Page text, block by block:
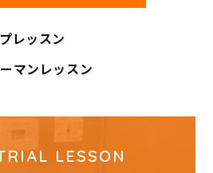
レッスン
マンレッスン
LESSON